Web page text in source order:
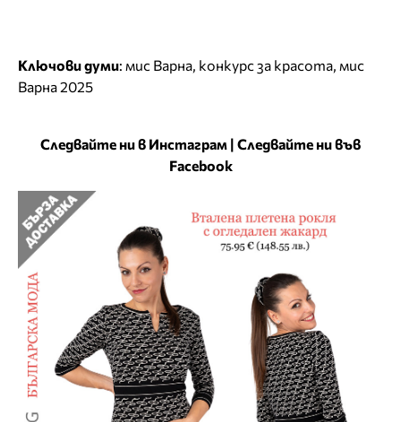
Ключови думи: мис Варна, конкурс за красота, мис
Варна 2025
Следвайте ни в Инстаграм | Следвайте ни във
Facebook